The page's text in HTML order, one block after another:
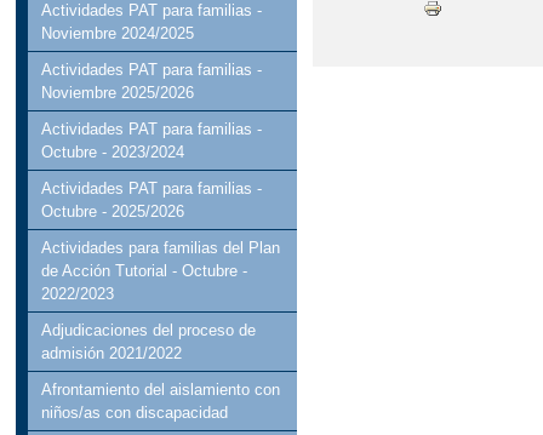
Actividades PAT para familias -
Noviembre 2024/2025
Actividades PAT para familias -
Noviembre 2025/2026
Actividades PAT para familias -
Octubre - 2023/2024
Actividades PAT para familias -
Octubre - 2025/2026
Actividades para familias del Plan
de Acción Tutorial - Octubre -
2022/2023
Adjudicaciones del proceso de
admisión 2021/2022
Afrontamiento del aislamiento con
niños/as con discapacidad